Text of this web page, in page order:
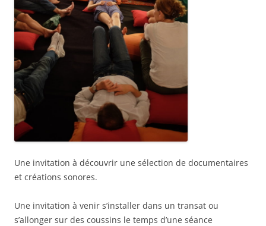
Une invitation à découvrir une sélection de documentaires
et créations sonores.
Une invitation à venir s’installer dans un transat ou
s’allonger sur des coussins le temps d’une séance